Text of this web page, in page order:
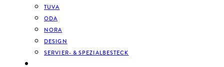
TUVA
ODA
NORA
DESIGN
SERVIER- & SPEZIALBESTECK